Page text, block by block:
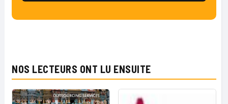
NOS LECTEURS ONT LU ENSUITE